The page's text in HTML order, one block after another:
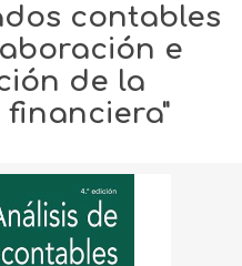
contables
e
de la